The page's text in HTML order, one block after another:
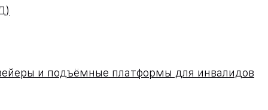
и подъёмные платформы для инвалидов